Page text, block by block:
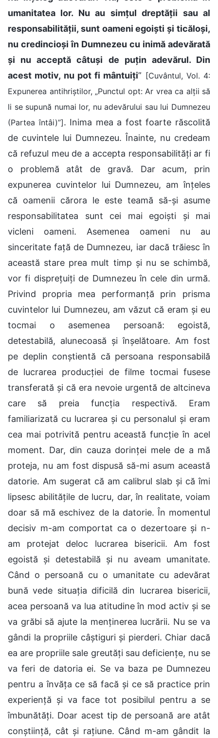
umanitatea lor. Nu au simțul dreptății sau al
responsabilității, sunt oameni egoiști și ticăloși,
nu credincioși în Dumnezeu cu inimă adevărată
și nu acceptă câtuși de puțin adevărul. Din
acest motiv, nu pot fi mântuiți” [Cuvântul, Vol. 4:
Expunerea antihriștilor, „Punctul opt: Ar vrea ca alții să
li se supună numai lor, nu adevărului sau lui Dumnezeu
(Partea întâi)”]. Inima mea a fost foarte răscolită
de cuvintele lui Dumnezeu. Înainte, nu credeam
că refuzul meu de a accepta responsabilități ar fi
o problemă atât de gravă. Dar acum, prin
expunerea cuvintelor lui Dumnezeu, am înțeles
că oamenii cărora le este teamă să-și asume
responsabilitatea sunt cei mai egoiști și mai
vicleni oameni. Asemenea oameni nu au
sinceritate față de Dumnezeu, iar dacă trăiesc în
această stare prea mult timp și nu se schimbă,
vor fi disprețuiți de Dumnezeu în cele din urmă.
Privind propria mea performanță prin prisma
cuvintelor lui Dumnezeu, am văzut că eram și eu
tocmai o asemenea persoană: egoistă,
detestabilă, alunecoasă și înșelătoare. Am fost
pe deplin conștientă că persoana responsabilă
de lucrarea producției de filme tocmai fusese
transferată și că era nevoie urgentă de altcineva
care să preia funcția respectivă. Eram
familiarizată cu lucrarea și cu personalul și eram
cea mai potrivită pentru această funcție în acel
moment. Dar, din cauza dorinței mele de a mă
proteja, nu am fost dispusă să-mi asum această
datorie. Am sugerat că am calibrul slab și că îmi
lipsesc abilitățile de lucru, dar, în realitate, voiam
doar să mă eschivez de la datorie. În momentul
decisiv m-am comportat ca o dezertoare și n-
am protejat deloc lucrarea bisericii. Am fost
egoistă și detestabilă și nu aveam umanitate.
Când o persoană cu o umanitate cu adevărat
bună vede situația dificilă din lucrarea bisericii,
acea persoană va lua atitudine în mod activ și se
va grăbi să ajute la menținerea lucrării. Nu se va
gândi la propriile câștiguri și pierderi. Chiar dacă
ea are propriile sale greutăți sau deficiențe, nu se
va feri de datoria ei. Se va baza pe Dumnezeu
pentru a învăța ce să facă și ce să practice prin
experiență și va face tot posibilul pentru a se
îmbunătăți. Doar acest tip de persoană are atât
conștiință, cât și rațiune. Când m-am gândit la